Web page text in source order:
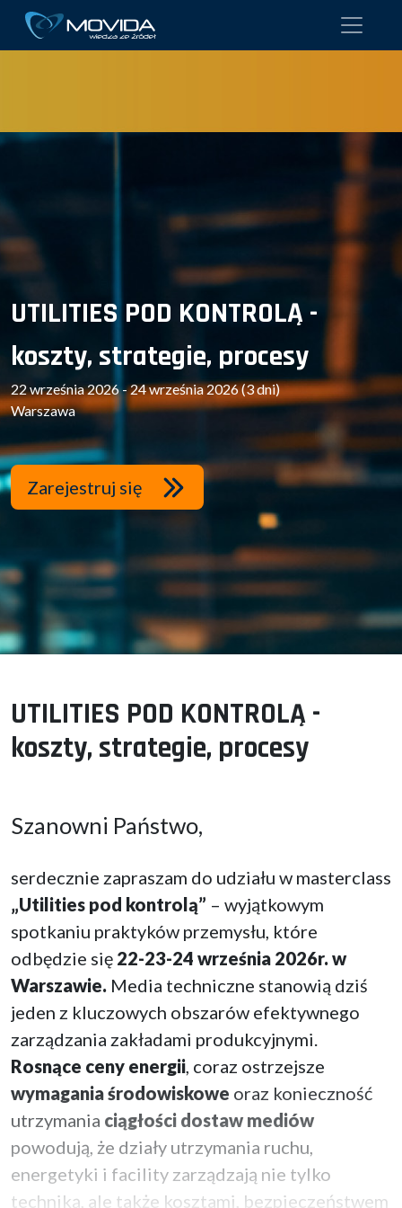
UTILITIES POD KONTROLĄ -
koszty, strategie, procesy
22 września 2026 - 24 września 2026 (3 dni)
Warszawa
Zarejestruj się
UTILITIES POD KONTROLĄ -
koszty, strategie, procesy
Szanowni Państwo,
serdecznie zapraszam do udziału w masterclass
„Utilities pod kontrolą” – wyjątkowym
spotkaniu praktyków przemysłu, które
odbędzie się 22-23-24 września 2026r. w
Warszawie. Media techniczne stanowią dziś
jeden z kluczowych obszarów efektywnego
zarządzania zakładami produkcyjnymi.
Rosnące ceny energii, coraz ostrzejsze
wymagania środowiskowe oraz konieczność
utrzymania ciągłości dostaw mediów
powodują, że działy utrzymania ruchu,
energetyki i facility zarządzają nie tylko
techniką, ale także kosztami, bezpieczeństwem